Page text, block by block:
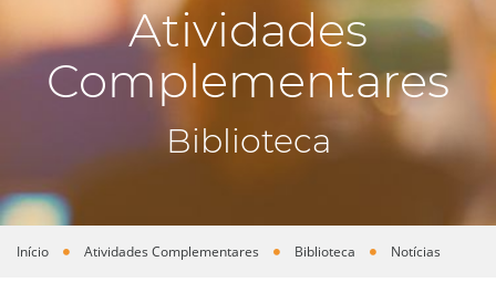
Atividades
Complementares
Biblioteca
Você está aqui
Início Atividades Complementares Biblioteca Notícias